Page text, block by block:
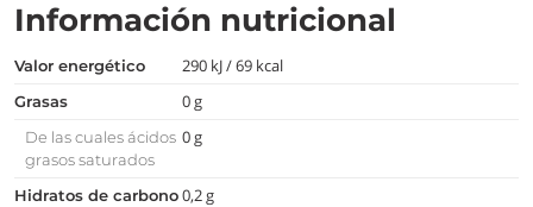
Información nutricional
Valor energético 290 kJ / 69 kcal
Grasas 0 g
De las cuales ácidos
grasos saturados
0 g
Hidratos de carbono 0,2 g